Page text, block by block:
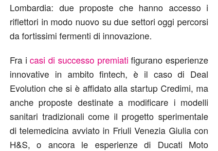
Lombardia: due proposte che hanno accesso i
riflettori in modo nuovo su due settori oggi percorsi
da fortissimi fermenti di innovazione.
Fra icasi di successo premiatifigurano esperienze
innovative in ambito fintech, è il caso di Deal
Evolution che si è affidato alla startup Credimi, ma
anche proposte destinate a modificare i modelli
sanitari tradizionali come il progetto sperimentale
di telemedicina avviato in Friuli Venezia Giulia con
H&S, o ancora le esperienze di Ducati Moto